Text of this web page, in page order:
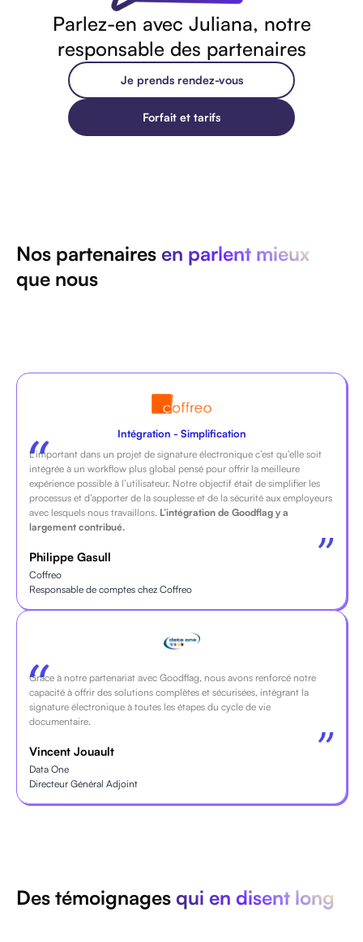
Parlez-en avec Juliana, notre
responsable des partenaires
Je prends rendez-vous
Forfait et tarifs
Nos partenaires en parlent mieux
que nous
Intégration - Simplification
L’important dans un projet de signature électronique c’est qu’elle soit
intégrée à un workflow plus global pensé pour offrir la meilleure
expérience possible à l’utilisateur. Notre objectif était de simplifier les
processus et d’apporter de la souplesse et de la sécurité aux employeurs
avec lesquels nous travaillons. L’intégration de Goodflag y a
largement contribué.
Philippe Gasull
Coffreo
Responsable de comptes chez Coffreo
Grâce à notre partenariat avec Goodflag, nous avons renforcé notre
capacité à offrir des solutions complètes et sécurisées, intégrant la
signature électronique à toutes les étapes du cycle de vie
documentaire.
Vincent Jouault
Data One
Directeur Général Adjoint
Des témoignages qui en disent long